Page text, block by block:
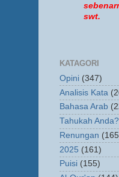
swt.
KATAGORI
Opini (347)
Analisis Kata
Bahasa Arab
Tahukah Anda?
Renungan
2025 (161)
Puisi (155)